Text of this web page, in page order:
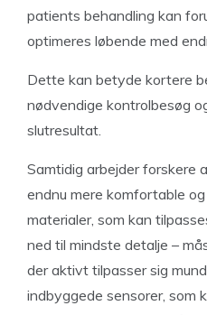
patients behandling kan
optimeres løbende med
Dette kan betyde kortere
nødvendige kontrolbesøg
slutresultat.
Samtidig arbejder forskere
endnu mere komfortable
materialer, som kan
ned til mindste detalje –
der aktivt tilpasser sig
indbyggede sensorer, som